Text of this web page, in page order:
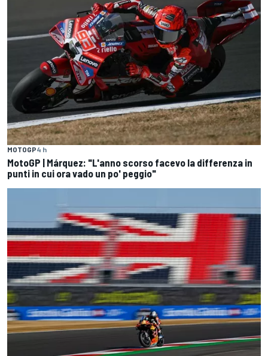
MOTOGP4 h
MotoGP | Márquez: "L'anno scorso facevo la differenza in
punti in cui ora vado un po' peggio"